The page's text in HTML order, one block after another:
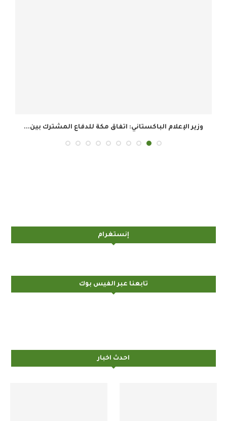
وزير الإعلام الباكستاني: اتفاق مكة للدفاع المشترك بين...
إنستغرام
تابعنا عبر الفيس بوك
احدث اخبار